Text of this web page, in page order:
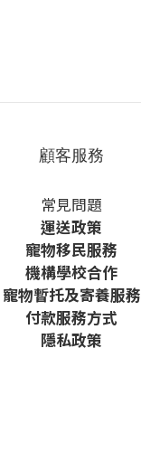
顧客服務
常見問題
運送政策
寵物移民服務
機構學校合作
寵物暫托及寄養服務
付款服務方式
隱私政策